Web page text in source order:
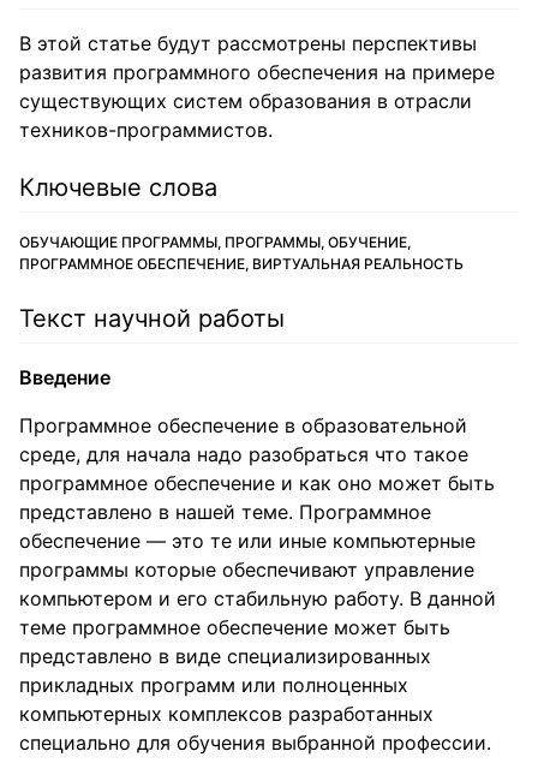
В этой статье будут рассмотрены перспективы
развития программного обеспечения на примере
существующих систем образования в отрасли
техников-программистов.
Ключевые слова
ОБУЧАЮЩИЕ ПРОГРАММЫ, ПРОГРАММЫ, ОБУЧЕНИЕ,
ПРОГРАММНОЕ ОБЕСПЕЧЕНИЕ, ВИРТУАЛЬНАЯ РЕАЛЬНОСТЬ
Текст научной работы
Введение
Программное обеспечение в образовательной
среде, для начала надо разобраться что такое
программное обеспечение и как оно может быть
представлено в нашей теме. Программное
обеспечение — это те или иные компьютерные
программы которые обеспечивают управление
компьютером и его стабильную работу. В данной
теме программное обеспечение может быть
представлено в виде специализированных
прикладных программ или полноценных
компьютерных комплексов разработанных
специально для обучения выбранной профессии.